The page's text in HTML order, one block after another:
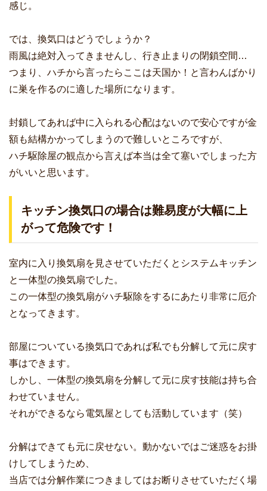
感じ。
では、換気口はどうでしょうか？
雨風は絶対入ってきませんし、行き止まりの閉鎖空間…
つまり、ハチから言ったらここは天国か！と言わんばかり
に巣を作るのに適した場所になります。
封鎖してあれば中に入られる心配はないので安心ですが金
額も結構かかってしまうので難しいところですが、
ハチ駆除屋の観点から言えば本当は全て塞いでしまった方
がいいと思います。
キッチン換気口の場合は難易度が大幅に上
がって危険です！
室内に入り換気扇を見させていただくとシステムキッチン
と一体型の換気扇でした。
この一体型の換気扇がハチ駆除をするにあたり非常に厄介
となってきます。
部屋についている換気口であれば私でも分解して元に戻す
事はできます。
しかし、一体型の換気扇を分解して元に戻す技能は持ち合
わせていません。
それができるなら電気屋としても活動しています（笑）
分解はできても元に戻せない。動かないではご迷惑をお掛
けしてしまうため、
当店では分解作業につきましてはお断りさせていただく場